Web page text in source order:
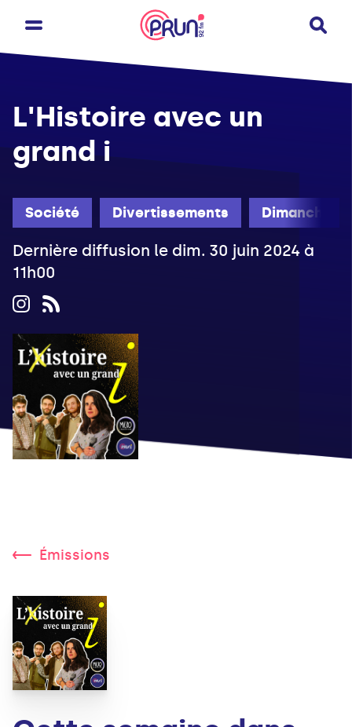
Société Divertissements Dimanche
L'Histoire avec un
grand i
Dernière diffusion le dim. 30 juin 2024 à
11h00
Émissions